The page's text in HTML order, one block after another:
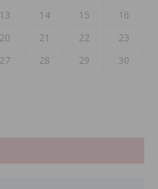
13 14 15
16
20 21 22
23
27 28 29
30